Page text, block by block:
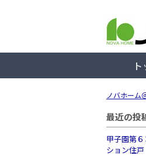
ノバホーム
最近の投
甲子園第
ション住